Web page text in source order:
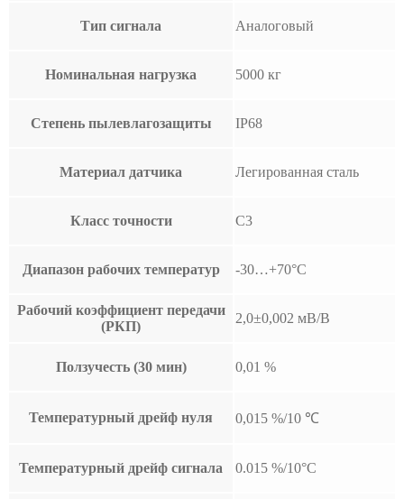
Тип сигнала Аналоговый
Номинальная нагрузка 5000 кг
Степень пылевлагозащиты IP68
Материал датчика Легированная сталь
Класс точности C3
Диапазон рабочих температур -30…+70°С
Рабочий коэффициент передачи
(РКП)
2,0±0,002 мВ/В
Ползучесть (30 мин) 0,01 %
Температурный дрейф нуля 0,015 %/10 ℃
Температурный дрейф сигнала 0.015 %/10°C